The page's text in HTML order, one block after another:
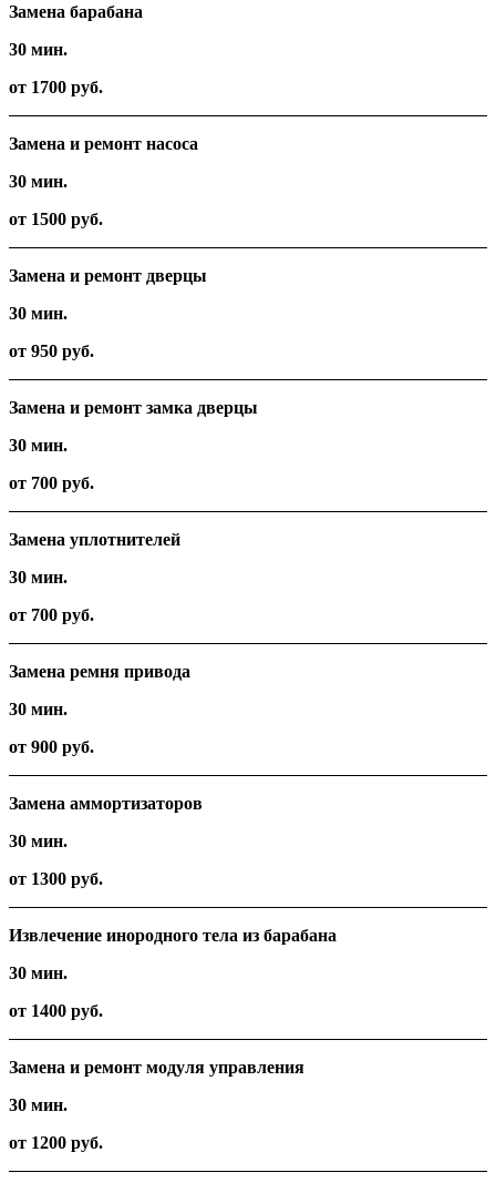
Замена барабана
30 мин.
от 1700 руб.
Замена и ремонт насоса
30 мин.
от 1500 руб.
Замена и ремонт дверцы
30 мин.
от 950 руб.
Замена и ремонт замка дверцы
30 мин.
от 700 руб.
Замена уплотнителей
30 мин.
от 700 руб.
Замена ремня привода
30 мин.
от 900 руб.
Замена аммортизаторов
30 мин.
от 1300 руб.
Извлечение инородного тела из барабана
30 мин.
от 1400 руб.
Замена и ремонт модуля управления
30 мин.
от 1200 руб.